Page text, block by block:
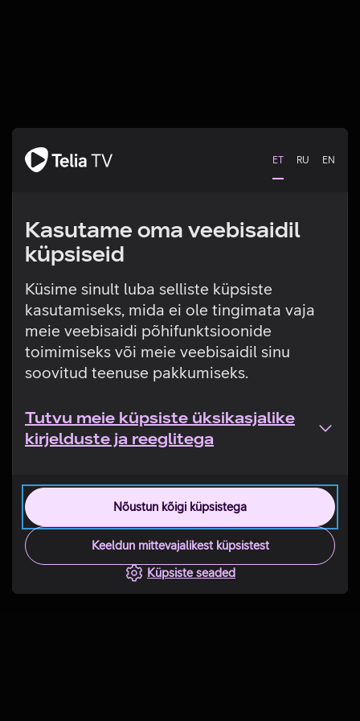
ET RU EN
Kasutame oma veebisaidil
küpsiseid
Küsime sinult luba selliste küpsiste
kasutamiseks, mida ei ole tingimata vaja
meie veebisaidi põhifunktsioonide
toimimiseks või meie veebisaidil sinu
soovitud teenuse pakkumiseks.
Tutvu meie küpsiste üksikasjalike
kirjelduste ja reeglitega
Nõustun kõigi küpsistega
Keeldun mittevajalikest küpsistest
Küpsiste seaded
Tehniline viga